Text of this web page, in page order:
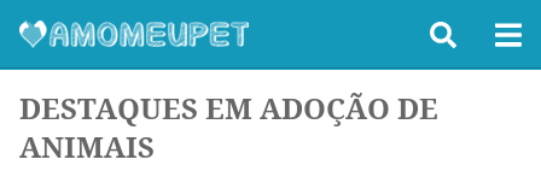
DESTAQUES EM ADOÇÃO DE
ANIMAIS